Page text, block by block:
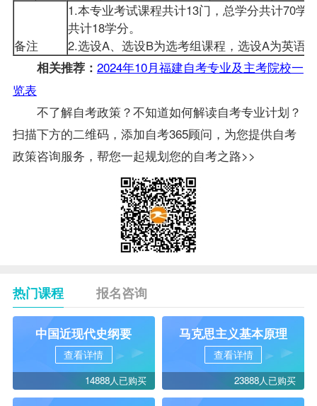
备注
1.本专业考试课程共计13门，总学分共计70学
共计18学分。
2.选设A、选设B为选考组课程，选设A为英语
相关推荐： 2024年10月福建自考专业及主考院校一
览表
不了解自考政策？不知道如何解读自考专业计划？
扫描下方的二维码，添加自考365顾问，为您提供自考
政策咨询服务，帮您一起规划您的自考之路>>
热门课程 报名咨询
中国近现代史纲要
查看详情
14888人已购买
马克思主义基本原理
查看详情
23888人已购买